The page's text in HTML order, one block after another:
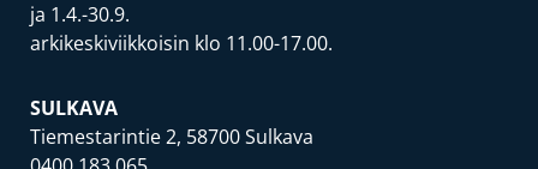
ja 1.4.-30.9.
arkikeskiviikkoisin klo 11.00-17.00.
SULKAVA
Tiemestarintie 2, 58700 Sulkava